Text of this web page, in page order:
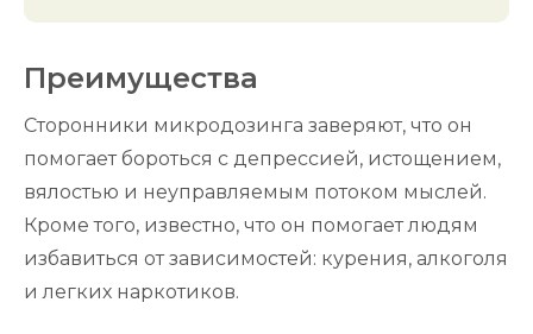
Преимущества
Сторонники микродозинга заверяют, что он
помогает бороться с депрессией, истощением,
вялостью и неуправляемым потоком мыслей.
Кроме того, известно, что он помогает людям
избавиться от зависимостей: курения, алкоголя
и легких наркотиков.